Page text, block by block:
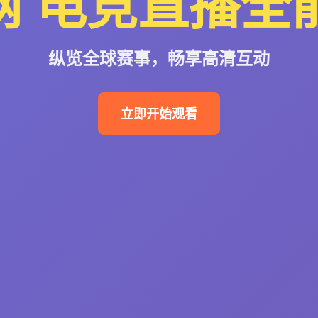
纵览全球赛事，畅享高清互动
立即开始观看